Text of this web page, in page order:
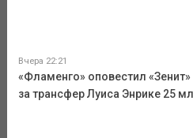
Вчера 22:21
«Фламенго» оповестил «Зенит»
за трансфер Луиса Энрике 25